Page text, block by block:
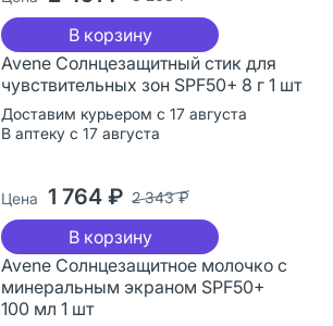
В корзину
Avene Солнцезащитный стик для
чувствительных зон SPF50+ 8 г 1 шт
Доставим курьером с 17 августа
В аптеку с 17 августа
Цена 1 764 ₽ 2 343 ₽
В корзину
Avene Солнцезащитное молочко с
минеральным экраном SPF50+
100 мл 1 шт